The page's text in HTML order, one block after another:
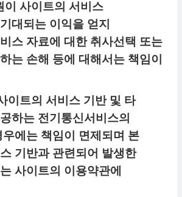
이 사이트의 서비스
대되는 이익을 얻지
스 자료에 대한 취사선택 또는
는 손해 등에 대해서는 책임이
이트의 서비스 기반 및 타
하는 전기통신서비스의
에는 책임이 면제되며 본
기반과 관련되어 발생한
사이트의 이용약관에